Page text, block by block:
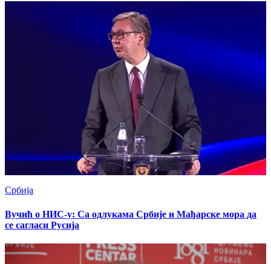
Србија
Вучић о НИС-у: Са одлукама Србије и Мађарске мора да
се сагласи Русија